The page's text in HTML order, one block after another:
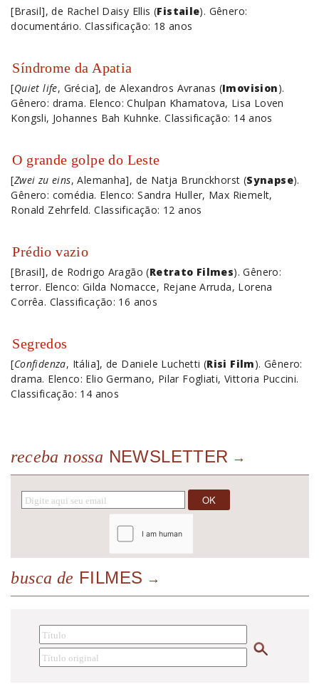
[Brasil], de Rachel Daisy Ellis (Fistaile). Gênero:
documentário. Classificação: 18 anos
Síndrome da Apatia
[Quiet life, Grécia], de Alexandros Avranas (Imovision).
Gênero: drama. Elenco: Chulpan Khamatova, Lisa Loven
Kongsli, Johannes Bah Kuhnke. Classificação: 14 anos
O grande golpe do Leste
[Zwei zu eins, Alemanha], de Natja Brunckhorst (Synapse).
Gênero: comédia. Elenco: Sandra Huller, Max Riemelt,
Ronald Zehrfeld. Classificação: 12 anos
Prédio vazio
[Brasil], de Rodrigo Aragão (Retrato Filmes). Gênero:
terror. Elenco: Gilda Nomacce, Rejane Arruda, Lorena
Corrêa. Classificação: 16 anos
Segredos
[Confidenza, Itália], de Daniele Luchetti (Risi Film). Gênero:
drama. Elenco: Elio Germano, Pilar Fogliati, Vittoria Puccini.
Classificação: 14 anos
receba nossa NEWSLETTER
busca de FILMES